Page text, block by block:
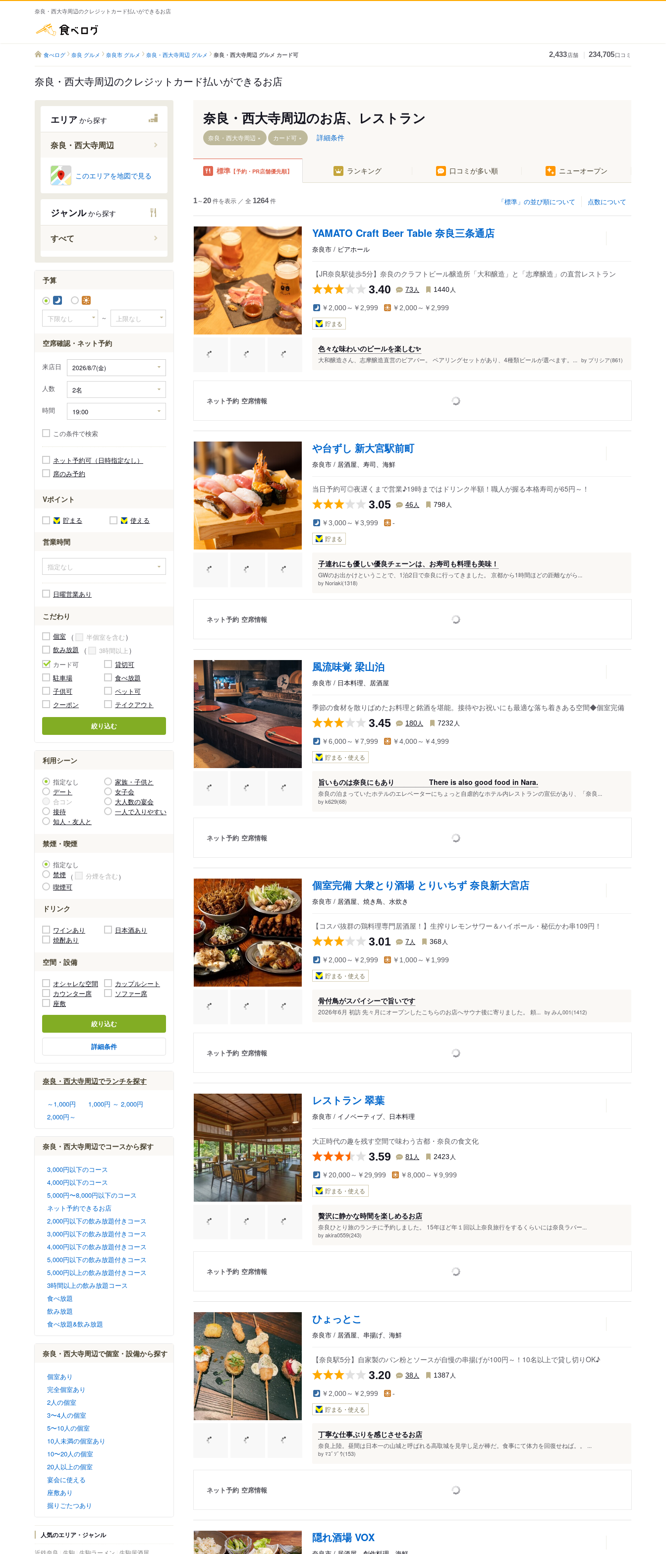
奈良・西大寺周辺のクレジットカード払いができるお店
食べログ 奈良 グルメ 奈良市 グルメ 奈良・西大寺周辺 グルメ 奈良・西大寺周辺 グルメ カード可 2,433店舗 234,705口コミ
奈良・西大寺周辺のクレジットカード払いができるお店
エリア から探す
奈良・西大寺周辺
平城山駅
帯解駅
京終駅
大和西大寺駅
新大宮駅
近鉄奈良駅
高の原駅
平城駅
このエリアを地図で見る
ジャンルから探す
すべて
予算
～
空席確認・ネット予約
来店日
人数
時間
この条件で検索
ネット予約可（日時指定なし）
席のみ予約
Vポイント
貯まる 使える
営業時間
日曜営業あり
こだわり
個室
半個室を含む
飲み放題
3時間以上
カード可
貸切可
駐車場
食べ放題
子供可
ペット可
クーポン
テイクアウト
絞り込む
利用シーン
指定なし
家族・子供と
デート
女子会
合コン
大人数の宴会
接待
一人で入りやすい
知人・友人と
禁煙・喫煙
指定なし
禁煙
分煙を含む
喫煙可
ドリンク
ワインあり
日本酒あり
焼酎あり
空間・設備
オシャレな空間
カップルシート
カウンター席
ソファー席
座敷
絞り込む
詳細条件
奈良・西大寺周辺でランチを探す
～1,000円
1,000円 ～ 2,000円
2,000円～
奈良・西大寺周辺でコースから探す
3,000円以下のコース
4,000円以下のコース
5,000円〜8,000円以下のコース
ネット予約できるお店
2,000円以下の飲み放題付きコース
3,000円以下の飲み放題付きコース
4,000円以下の飲み放題付きコース
5,000円以下の飲み放題付きコース
5,000円以上の飲み放題付きコース
3時間以上の飲み放題コース
食べ放題
飲み放題
食べ放題&飲み放題
奈良・西大寺周辺で個室・設備から探す
個室あり
完全個室あり
2人の個室
3〜4人の個室
5〜10人の個室
10人未満の個室あり
10〜20人の個室
20人以上の個室
宴会に使える
座敷あり
掘りごたつあり
人気のエリア・ジャンル
近鉄奈良 生駒 生駒ラーメン 生駒居酒屋
奈良・西大寺周辺のお店、レストラン
奈良・西大寺周辺 カード可 詳細条件
標準 【予約・PR店舗優先順】 ランキング 口コミが多い順 ニューオープン
点数について
「標準」の並び順について
1～20件を表示 ／ 全 1264件
YAMATO Craft Beer Table 奈良三条通店
奈良市 / ビアホール
【JR奈良駅徒歩5分】奈良のクラフトビール醸造所「大和醸造」と「志摩醸造」の直営レストラン
3.40 73 人 1440 人
￥2,000～￥2,999 ￥2,000～￥2,999
貯まる
色々な味わいのビールを楽しむ✨
大和醸造さん、志摩醸造直営のビアバー。 ペアリングセットがあり、4種類ビールが選べます。... by プリシア(861)
ネット予約 空席情報
や台ずし 新大宮駅前町
奈良市 / 居酒屋、寿司、海鮮
当日予約可◎夜遅くまで営業♪19時まではドリンク半額！職人が握る本格寿司が65円～！
3.05 46人 798 人
￥3,000～￥3,999 -
貯まる
子連れにも優しい優良チェーンは、お寿司も料理も美味！
GWのお出かけということで、1泊2日で奈良に行ってきました。 京都から1時間ほどの距離ながら...
by Noriaki(1318)
ネット予約 空席情報
風流味覚 梁山泊
奈良市 / 日本料理、居酒屋
季節の食材を散りばめたお料理と銘酒を堪能。接待やお祝いにも最適な落ち着きある空間◆個室完備
3.45 180人 7232 人
￥6,000～￥7,999 ￥4,000～￥4,999
貯まる・使える
旨いものは奈良にもあり There is also good food in Nara.
奈良の泊まっていたホテルのエレベーターにちょっと自虐的なホテル内レストランの宣伝があり、「奈良...
by k629(68)
ネット予約 空席情報
個室完備 大衆とり酒場 とりいちず 奈良新大宮店
奈良市 / 居酒屋、焼き鳥、水炊き
【コスパ抜群の鶏料理専門居酒屋！】生搾りレモンサワー＆ハイボール・秘伝かわ串109円！
3.01 7 人 368 人
￥2,000～￥2,999 ￥1,000～￥1,999
貯まる・使える
骨付鳥がスパイシーで旨いです
2026年6月 初訪 先々月にオープンしたこちらのお店へサウナ後に寄りました。 頼... by みん001(1412)
ネット予約 空席情報
レストラン 翠葉
奈良市 / イノベーティブ、日本料理
大正時代の趣を残す空間で味わう古都・奈良の食文化
3.59 81 人 2423 人
￥20,000～￥29,999 ￥8,000～￥9,999
貯まる・使える
贅沢に静かな時間を楽しめるお店
奈良ひとり旅のランチに予約しました。 15年ほど年１回以上奈良旅行をするくらいには奈良ラバー...
by akira0559(243)
ネット予約 空席情報
ひょっとこ
奈良市 / 居酒屋、串揚げ、海鮮
【奈良駅5分】自家製のパン粉とソースが自慢の串揚げが100円～！10名以上で貸し切りOK♪
3.20 38人 1387 人
￥2,000～￥2,999 -
貯まる・使える
丁寧な仕事ぶりを感じさせるお店
奈良上陸。昼間は日本一の山城と呼ばれる高取城を見学し足が棒だ。食事にて体力を回復せねば。。 ...
by ﾏｺﾞｿﾞｳ(153)
ネット予約 空席情報
隠れ酒場 VOX